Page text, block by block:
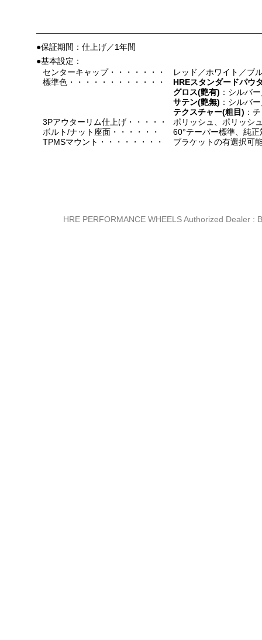
●保証期間：仕上げ／1年間
●基本設定：
センターキャップ・・・・・・・
標準色・・・・・・・・・・・・
3Pアウターリム仕上げ・・・・・
ボルト/ナット座面・・・・・・
TPMSマウント・・・・・・・・
レッド／ホワイト／ブ
HREスタンダードパウ
グロス(艶有) ：シルバ
サテン(艶無) ：シルバ
テクスチャー(粗目) ：
ポリッシュ、ポリッシ
60°テーパー標準、純
ブラケットの有選択可
HRE PERFORMANCE WHEELS Authorized Dealer